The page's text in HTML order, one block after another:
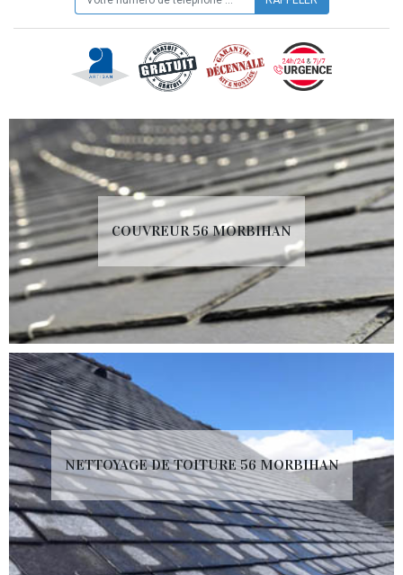
COUVREUR 56 MORBIHAN
NETTOYAGE DE TOITURE 56 MORBIHAN